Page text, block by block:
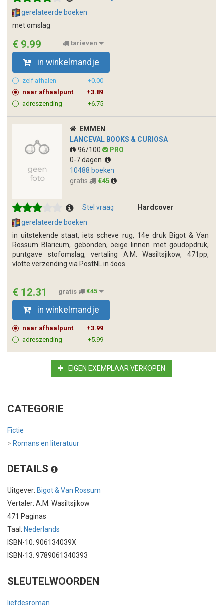
gerelateerde boeken
met omslag
€ 9.99 tarieven
in winkelmandje
zelf afhalen
+0.00
naar afhaalpunt
+3.89
adreszending
+6.75
EMMEN
LANCEVAL BOOKS & CURIOSA
96/100
PRO
0-7 dagen
10488 boeken
gratis
€45
Stel vraag
Hardcover
gerelateerde boeken
in uitstekende staat, iets scheve rug, 14e druk Bigot & Van
Rossum Blaricum, gebonden, beige linnen met goudopdruk,
puntgave stofomslag, vertaling A.M. Wasiltsjikow, 471pp,
vlotte verzending via PostNL in doos
€ 12.31 gratis €45
in winkelmandje
naar afhaalpunt
+3.99
adreszending
+5.99
EIGEN EXEMPLAAR VERKOPEN
CATEGORIE
Fictie
> Romans en literatuur
DETAILS
Uitgever: Bigot & Van Rossum
Vertaler: A.M. Wasiltsjikow
471 Paginas
Taal: Nederlands
ISBN-10: 906134039X
ISBN-13: 9789061340393
SLEUTELWOORDEN
liefdesroman